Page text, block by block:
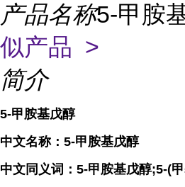
产品名称5-甲胺
似产品 >
简介
5-甲胺基戊醇
中文名称：5-甲胺基戊醇
中文同义词：5-甲胺基戊醇;5-(